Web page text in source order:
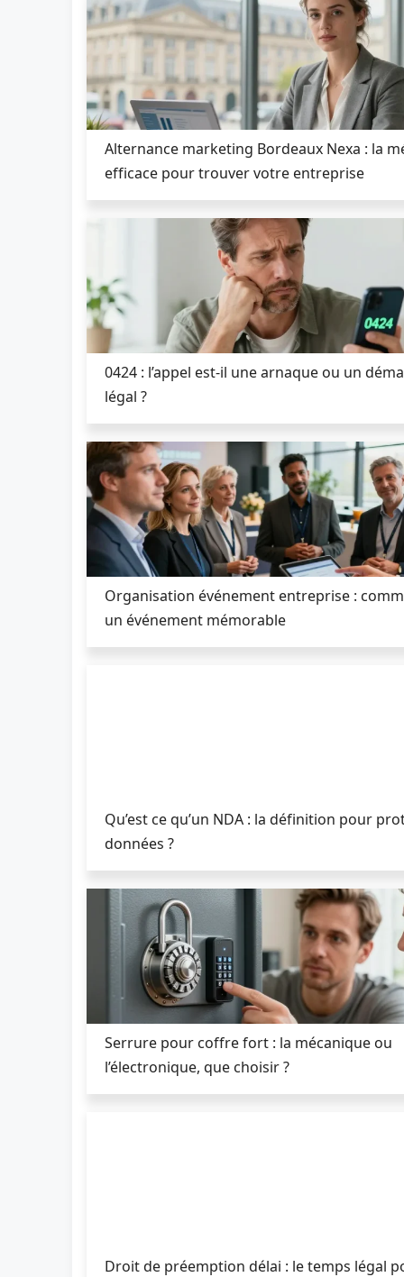
Alternance marketing Bordeaux Nexa : la
efficace pour trouver votre entreprise
0424 : l’appel est-il une arnaque ou un
légal ?
Organisation événement entreprise :
un événement mémorable
Qu’est ce qu’un NDA : la définition pour
données ?
Serrure pour coffre fort : la mécanique ou
l’électronique, que choisir ?
Droit de préemption délai : le temps légal